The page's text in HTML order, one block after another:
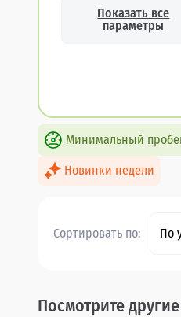
Показать все
параметры
Минимальный
Новинки недели
Сортировать по: По
Посмотрите